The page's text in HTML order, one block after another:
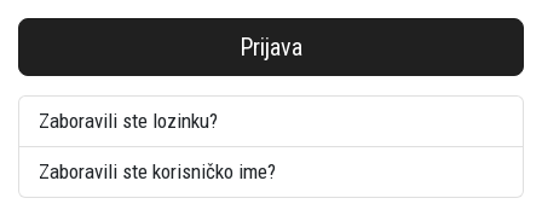
Prijava
Zaboravili ste lozinku?
Zaboravili ste korisničko ime?